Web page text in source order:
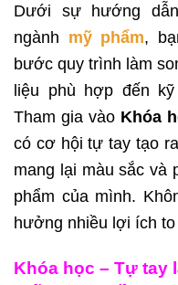
Dưới sự hướng
ngành mỹ phẩm,
bước quy trình làm
liệu phù hợp đến
Tham gia vào Khóa
có cơ hội tự tay tạo
mang lại màu sắc và
phẩm của mình.
hưởng nhiều lợi ích
Khóa học – Tự tay